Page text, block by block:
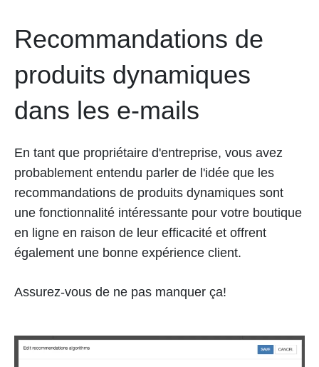
Recommandations de
produits dynamiques
dans les e-mails
En tant que propriétaire d'entreprise, vous avez
probablement entendu parler de l'idée que les
recommandations de produits dynamiques sont
une fonctionnalité intéressante pour votre boutique
en ligne en raison de leur efficacité et offrent
également une bonne expérience client.
Assurez-vous de ne pas manquer ça!